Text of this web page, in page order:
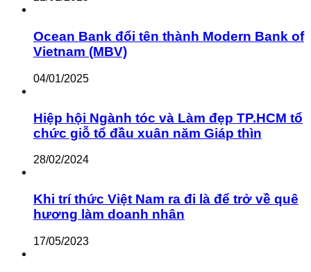
Ocean Bank đổi tên thành Modern Bank of
Vietnam (MBV)
04/01/2025
Hiệp hội Ngành tóc và Làm đẹp TP.HCM tổ
chức giỗ tổ đầu xuân năm Giáp thìn
28/02/2024
Khi trí thức Việt Nam ra đi là để trở về quê
hương làm doanh nhân
17/05/2023